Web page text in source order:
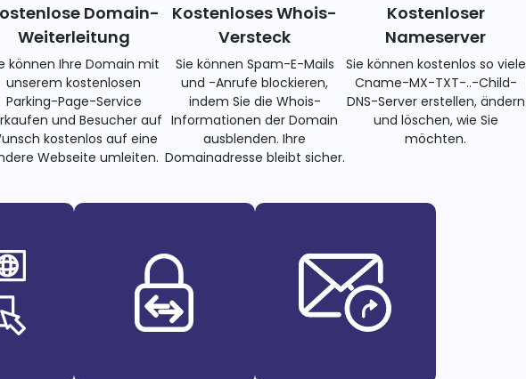
Domain-
Weiterleitung
können Ihre Domain mit
unserem kostenlosen
Parking-Page-Service
und Besucher auf
kostenlos auf eine
Webseite umleiten.
Kostenloses Whois-
Versteck
Sie können Spam-E-Mails
und -Anrufe blockieren,
indem Sie die Whois-
Informationen der Domain
ausblenden. Ihre
Domainadresse bleibt sicher.
Kostenloser
Nameserver
Sie können kostenlos so viele
Cname-MX-TXT-..-Child-
DNS-Server erstellen, ändern
und löschen, wie Sie
möchten.